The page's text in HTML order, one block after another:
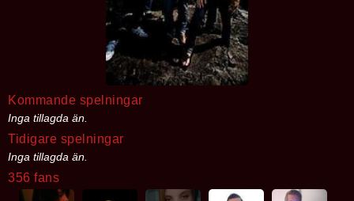
Kommande spelningar
Inga tillagda än.
Tidigare spelningar
Inga tillagda än.
356 fans